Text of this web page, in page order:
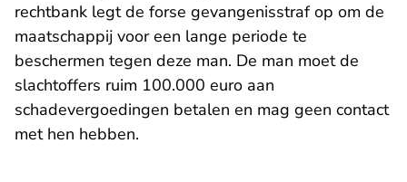
rechtbank legt de forse gevangenisstraf op om de
maatschappij voor een lange periode te
beschermen tegen deze man. De man moet de
slachtoffers ruim 100.000 euro aan
schadevergoedingen betalen en mag geen contact
met hen hebben.